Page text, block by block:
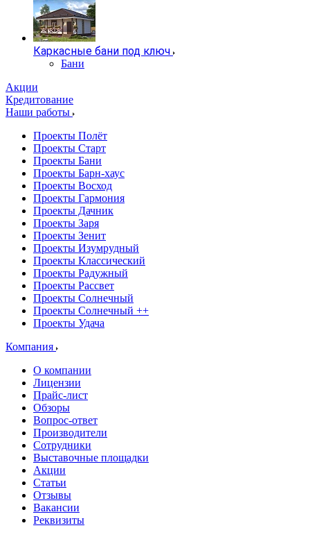
Каркасные бани под ключ
Бани
Акции
Кредитование
Наши работы
Проекты Полёт
Проекты Старт
Проекты Бани
Проекты Барн-хаус
Проекты Восход
Проекты Гармония
Проекты Дачник
Проекты Заря
Проекты Зенит
Проекты Изумрудный
Проекты Классический
Проекты Радужный
Проекты Рассвет
Проекты Солнечный
Проекты Солнечный ++
Проекты Удача
Компания
О компании
Лицензии
Прайс-лист
Обзоры
Вопрос-ответ
Производители
Сотрудники
Выставочные площадки
Акции
Статьи
Отзывы
Вакансии
Реквизиты